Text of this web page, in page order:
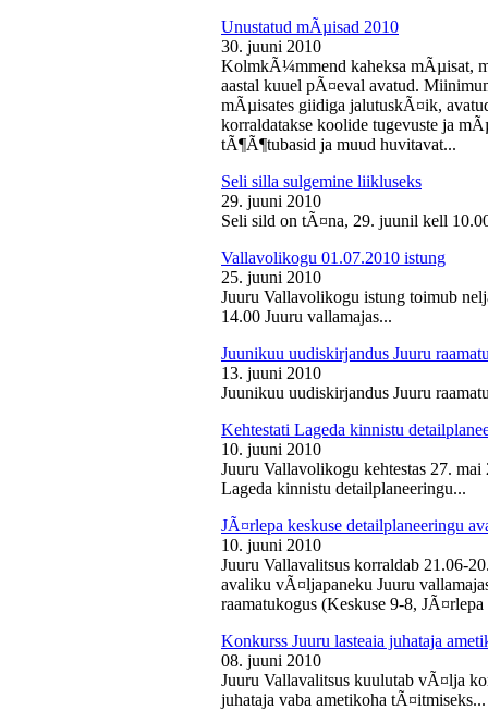
Unustatud mÃµisad 2010
30. juuni 2010
KolmkÃ¼mmend kaheksa mÃµisat,
aastal kuuel pÃ¤eval avatud.
mÃµisates giidiga jalutuskÃ¤ik,
korraldatakse koolide tugevuste ja
tÃ¶Ã¶tubasid ja muud huvitavat...
Seli silla sulgemine liikluseks
29. juuni 2010
Seli sild on tÃ¤na, 29. juunil kell
Vallavolikogu 01.07.2010 istung
25. juuni 2010
Juuru Vallavolikogu istung toimub
14.00 Juuru vallamajas...
Juunikuu uudiskirjandus Juuru
13. juuni 2010
Juunikuu uudiskirjandus Juuru
Kehtestati Lageda kinnistu
10. juuni 2010
Juuru Vallavolikogu kehtestas 27.
Lageda kinnistu detailplaneeringu...
JÃ¤rlepa keskuse detailplaneeringu
10. juuni 2010
Juuru Vallavalitsus korraldab 21.06-
avaliku vÃ¤ljapaneku Juuru
raamatukogus (Keskuse 9-8,
Konkurss Juuru lasteaia juhataja
08. juuni 2010
Juuru Vallavalitsus kuulutab vÃ¤lja
juhataja vaba ametikoha tÃ¤itmiseks...